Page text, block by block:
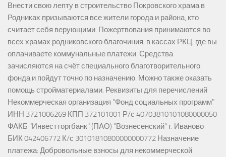
Внести свою лепту в строительство Покровского храма в
Родниках призываются все жители города и района, кто
считает себя верующими. Пожертвования принимаются во
всех храмах родниковского благочиния, в кассах РКЦ, где вы
оплачиваете коммунальные платежи. Средства
зачисляются на счёт специального благотворительного
фонда и пойдут точно по назначению. Можно также оказать
помощь стройматериалами. Реквизиты для перечислений
Некоммерческая организация "Фонд социальных программ"
ИНН 3721006269 КПП 372101001 Р/с 40703810101080000050
ФАКБ "Инвестторгбанк" (ПАО) "Вознесенский" г. Иваново
БИК 042406772 К/с 30101810800000000772 Назначение
платежа: Добровольные взносы для некоммерческой